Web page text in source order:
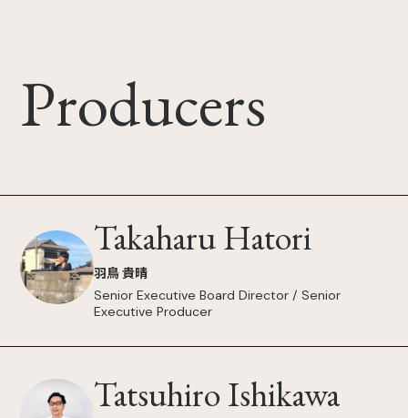
Producers
Takaharu Hatori
羽鳥 貴晴
Senior Executive Board Director / Senior
Executive Producer
Tatsuhiro Ishikawa